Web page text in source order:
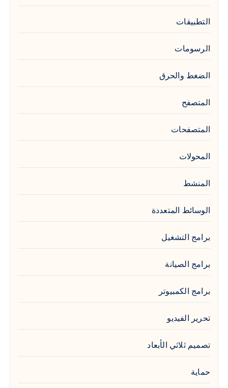
التطبيقات
الرسومات
الضغط والحرق
المتصفح
المتصفحات
المحولات
المنشط
الوسائط المتعددة
برامج التشغيل
برامج الصيانة
برامج الكمبيوتر
تحرير الفيديو
تصميم ثلاثي الأبعاد
حماية